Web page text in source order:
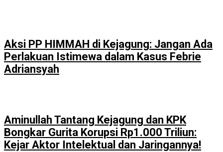
Aksi PP HIMMAH di Kejagung: Jangan Ada
Perlakuan Istimewa dalam Kasus Febrie
Adriansyah
Aminullah Tantang Kejagung dan KPK
Bongkar Gurita Korupsi Rp1.000 Triliun:
Kejar Aktor Intelektual dan Jaringannya!